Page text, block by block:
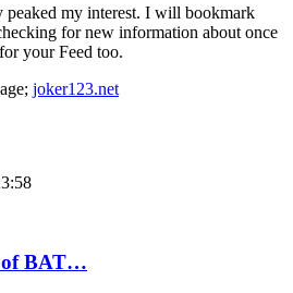
peaked my interest. I will bookmark
for new information about once
your Feed too.
joker123.net
of BAT…